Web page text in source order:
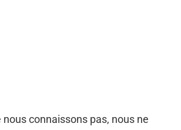
connaissons pas, nous ne